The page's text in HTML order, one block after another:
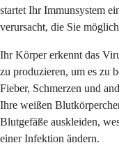
startet Ihr Immunsystem
verursacht, die Sie
Ihr Körper erkennt das
zu produzieren, um es zu
Fieber, Schmerzen und
Ihre weißen
Blutgefäße auskleiden,
einer Infektion ändern.